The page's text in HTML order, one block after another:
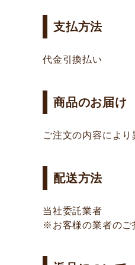
支払方法
代金引換払い
商品のお届け
ご注文の内容によ
配送方法
当社委託業者
※お客様の業者のご